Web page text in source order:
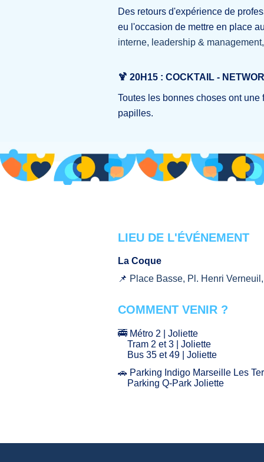
Des retours d'expérience de
eu l'occasion de mettre en place
interne, leadership &
🍹 20H15 : COCKTAIL -
Toutes les bonnes choses ont
papilles.
LIEU DE L'ÉVÉNEMENT
La Coque
📌 Place Basse, Pl. Henri
COMMENT VENIR ?
🚎 Métro 2
| Joliette
Tram 2 et 3 | Joliette
Bus 35 et 49 | Joliette
🚗 Parking Indigo Marseille Les
Parking Q-Park Joliette